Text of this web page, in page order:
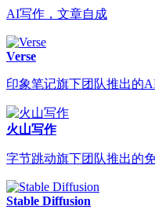
AI写作，文章自成
Verse
印象笔记旗下团队推出的
火山写作
字节跳动旗下团队推出的
Stable Diffusion